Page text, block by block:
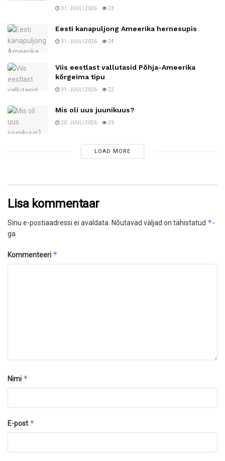
31. JUULI 2026 23
Eesti kanapuljong Ameerika hernesupis
31. JUULI 2026 24
Viis eestlast vallutasid Põhja-Ameerika
kõrgeima tipu
31. JUULI 2026 22
Mis oli uus juunikuus?
20. JUULI 2026 33
LOAD MORE
Lisa kommentaar
Sinu e-postiaadressi ei avaldata. Nõutavad väljad on tähistatud *-
ga
Kommenteeri *
Nimi *
E-post *